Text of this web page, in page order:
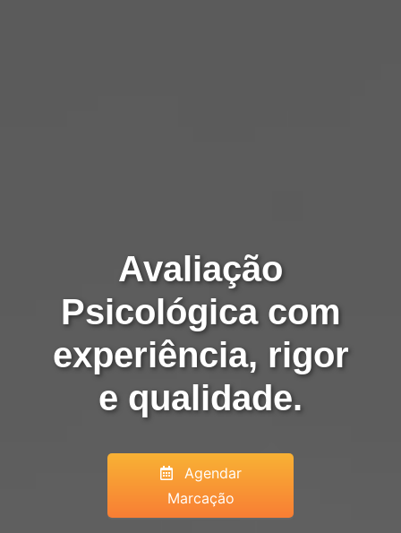
Avaliação
Psicológica com
experiência, rigor
e qualidade.
Agendar
Marcação